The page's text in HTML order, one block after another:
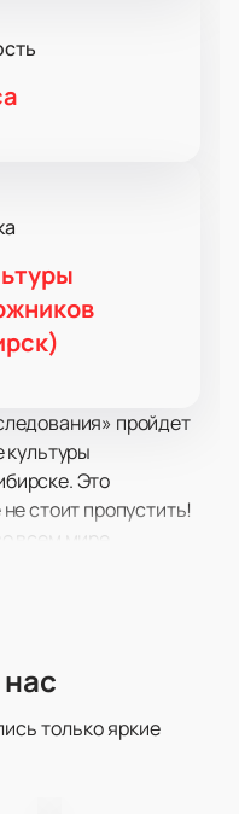
пройдет
культуры
Это
стоит пропустить!
всем мире
создал
«Диван
двух
жить в
только яркие